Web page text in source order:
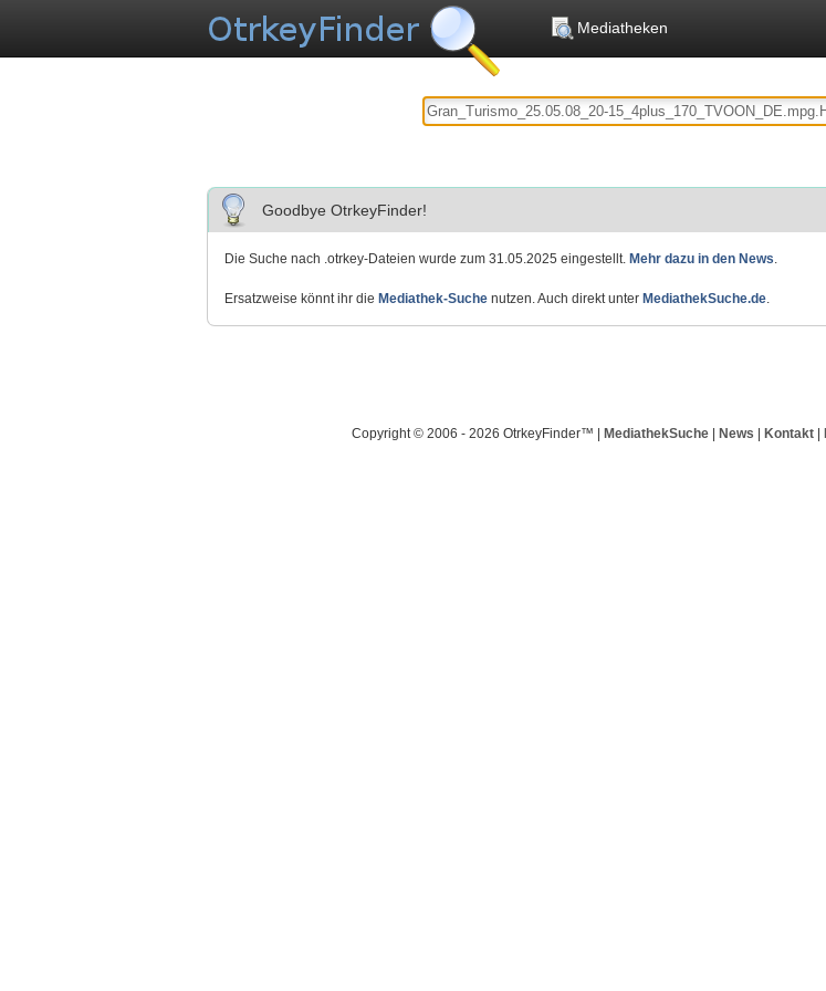
Mediatheken
Goodbye OtrkeyFinder!
Die Suche nach .otrkey-Dateien wurde zum 31.05.2025 eingestellt. Mehr dazu in den News.
Ersatzweise könnt ihr die Mediathek-Suche nutzen. Auch direkt unter MediathekSuche.de.
Copyright © 2006 - 2026 OtrkeyFinder™ | MediathekSuche| News Kontakt|